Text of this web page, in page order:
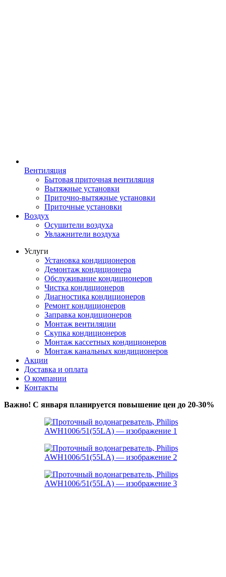
Вентиляция
Бытовая приточная вентиляция
Вытяжные установки
Приточно-вытяжные установки
Приточные установки
Воздух
Осушители воздуха
Увлажнители воздуха
Услуги
Установка кондиционеров
Демонтаж кондиционера
Обслуживание кондиционеров
Чистка кондиционеров
Диагностика кондиционеров
Ремонт кондиционеров
Заправка кондиционеров
Монтаж вентиляции
Скупка кондиционеров
Монтаж кассетных кондиционеров
Монтаж канальных кондиционеров
Акции
Доставка и оплата
О компании
Контакты
Важно! С января планируется повышение цен до 20-30%